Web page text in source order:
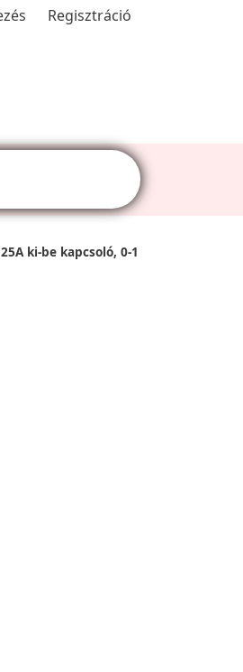
Regisztráció
ki-be kapcsoló, 0-1